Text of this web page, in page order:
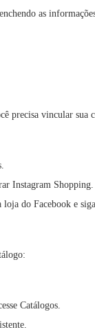
as
precisa vincular sua
Instagram Shopping.
do Facebook e
Catálogos.